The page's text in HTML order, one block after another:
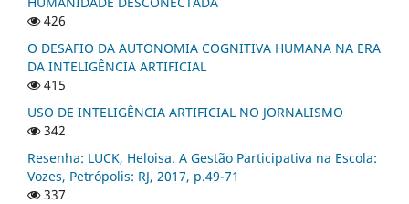
426
O DESAFIO DA AUTONOMIA COGNITIVA HUMANA NA ERA
DA INTELIGÊNCIA ARTIFICIAL
415
USO DE INTELIGÊNCIA ARTIFICIAL NO JORNALISMO
342
Resenha: LUCK, Heloisa. A Gestão Participativa na Escola:
Vozes, Petrópolis: RJ, 2017, p.49-71
337